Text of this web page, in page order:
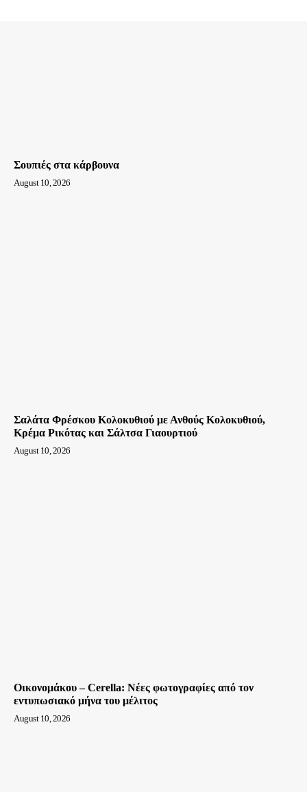
Σουπιές στα κάρβουνα
August 10, 2026
Σαλάτα Φρέσκου Κολοκυθιού με Ανθούς Κολοκυθιού,
Κρέμα Ρικότας και Σάλτσα Γιαουρτιού
August 10, 2026
Οικονομάκου – Cerella: Νέες φωτογραφίες από τον
εντυπωσιακό μήνα του μέλιτος
August 10, 2026